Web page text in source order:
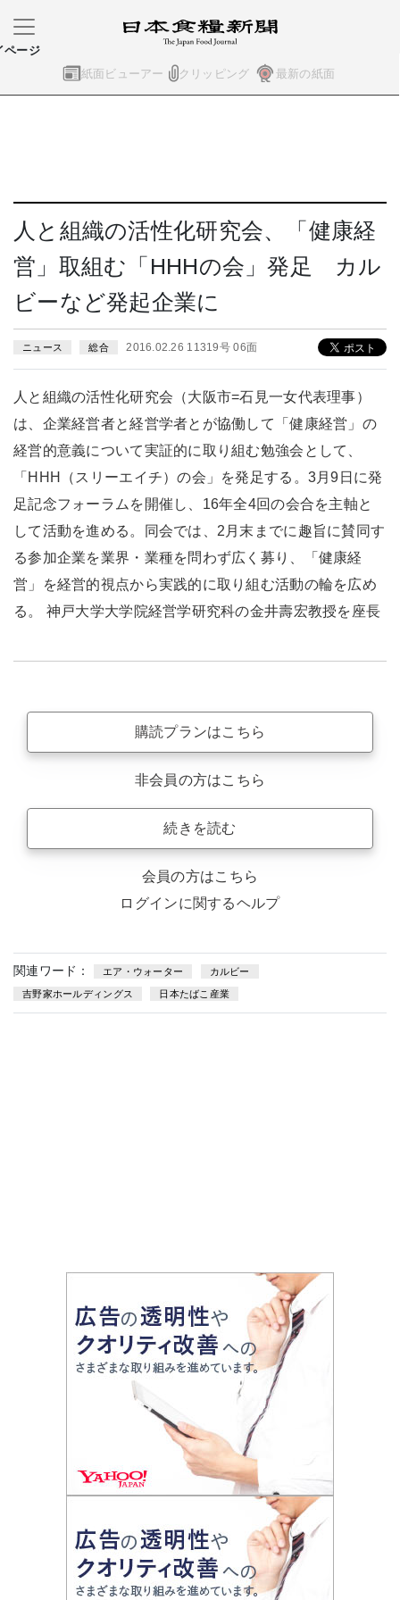
紙面ビューアー クリッピング 最新の紙面
ページ
人と組織の活性化研究会、「健康経
営」取組む「HHHの会」発足 カル
ビーなど発起企業に
ニュース 総合 2016.02.26 11319号 06面
人と組織の活性化研究会（大阪市=石見一女代表理事）
は、企業経営者と経営学者とが協働して「健康経営」の
経営的意義について実証的に取り組む勉強会として、
「HHH（スリーエイチ）の会」を発足する。3月9日に発
足記念フォーラムを開催し、16年全4回の会合を主軸と
して活動を進める。同会では、2月末までに趣旨に賛同す
る参加企業を業界・業種を問わず広く募り、「健康経
営」を経営的視点から実践的に取り組む活動の輪を広め
る。 神戸大学大学院経営学研究科の金井壽宏教授を座長
購読プランはこちら
非会員の方はこちら
続きを読む
会員の方はこちら
ログインに関するヘルプ
関連ワード： エア・ウォーター カルビー
吉野家ホールディングス 日本たばこ産業